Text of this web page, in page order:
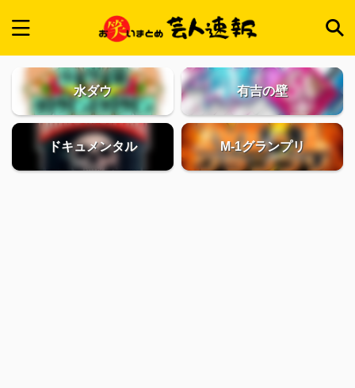
水ダウ 有吉の壁
ドキュメンタル M-1グランプリ